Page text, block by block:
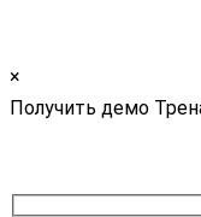
×
Получить демо